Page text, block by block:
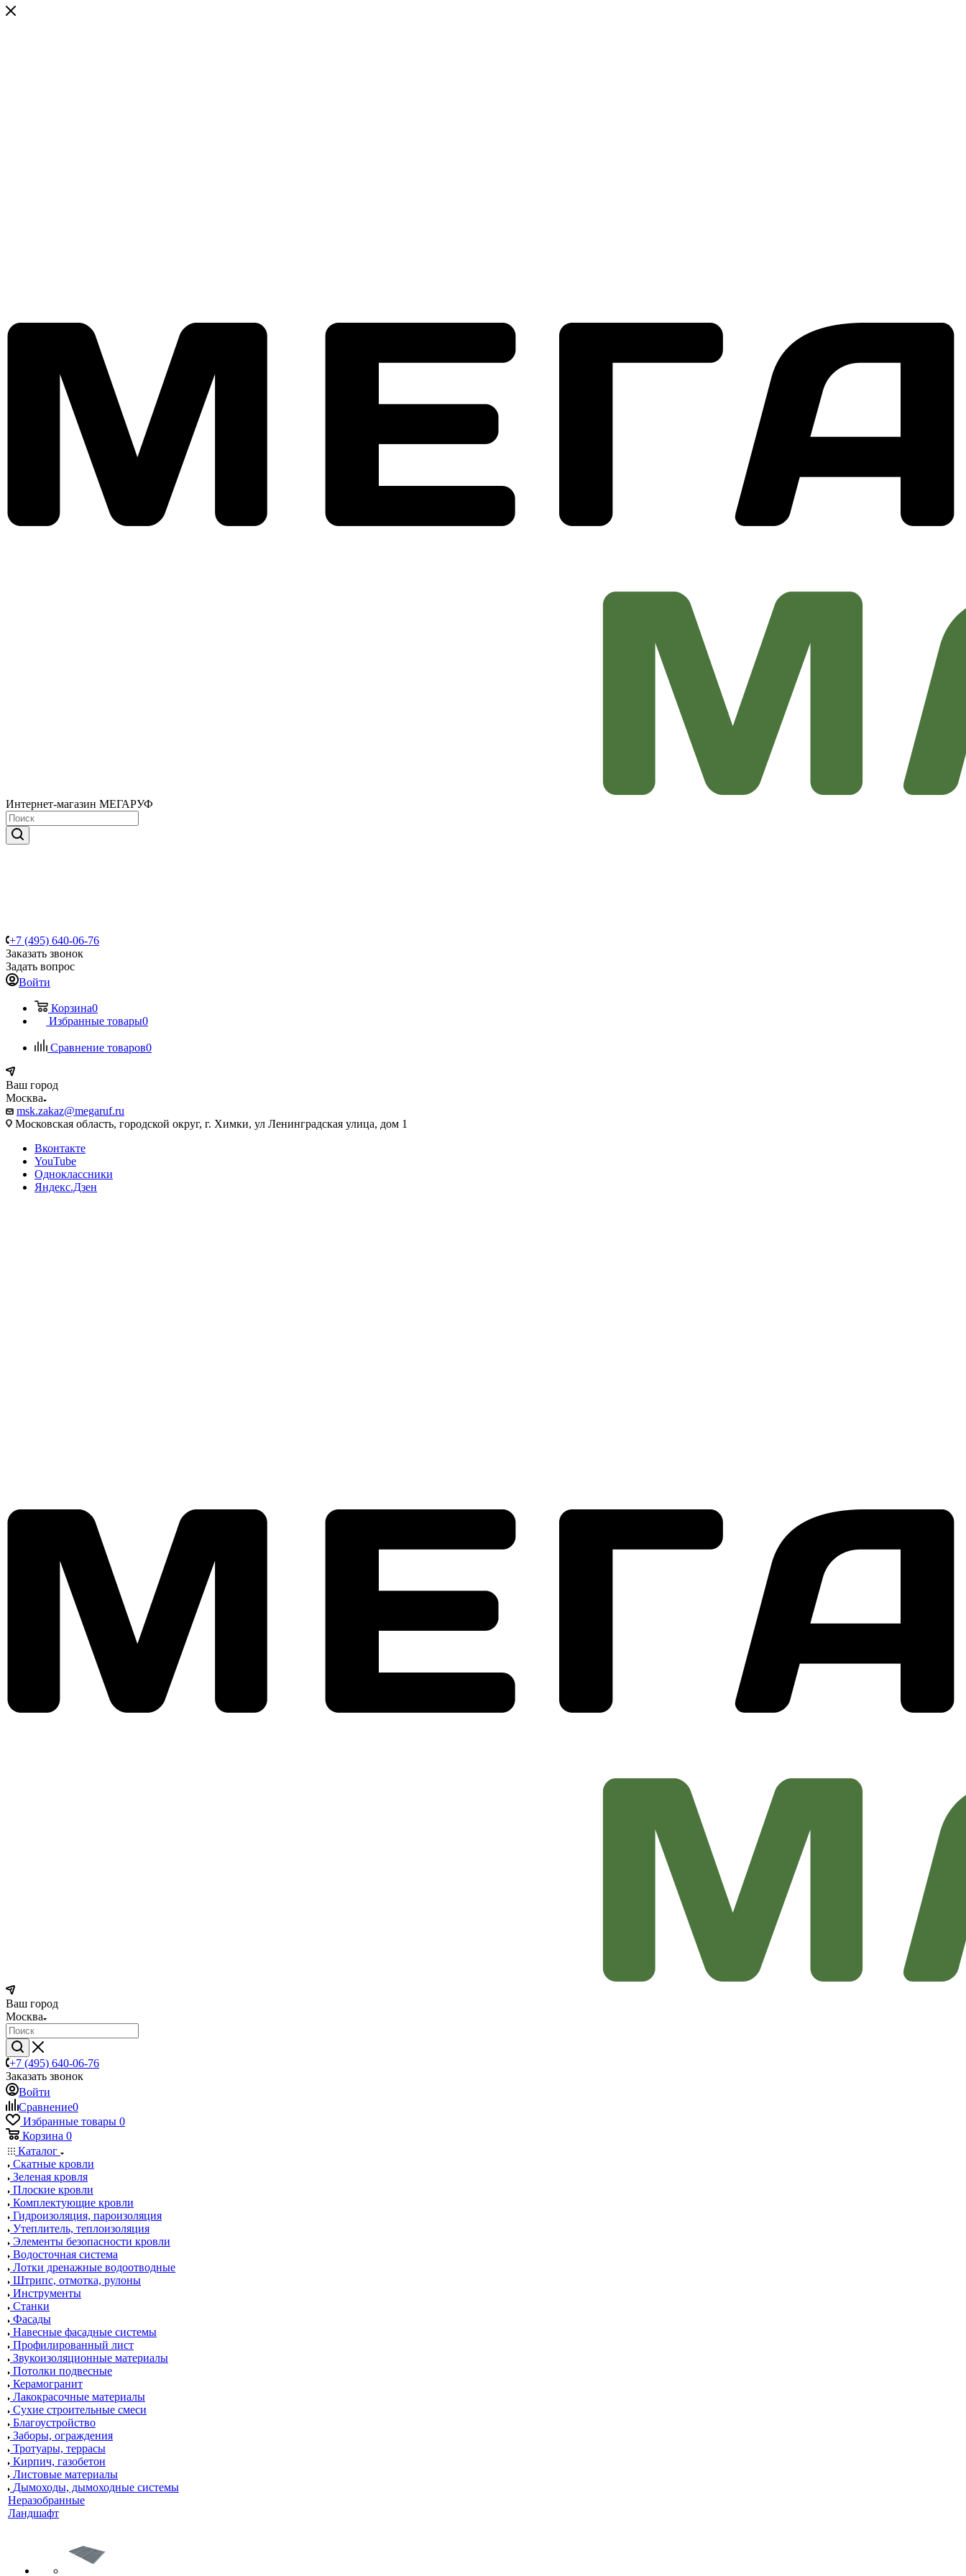
Интернет-магазин МЕГАРУФ
+7 (495) 640-06-76
Заказать звонок
Задать вопрос
Войти
Корзина0
Избранные товары0
Сравнение товаров0
Ваш город
Москва
msk.zakaz@megaruf.ru
Московская область, городской округ, г. Химки, ул Ленинградская улица, дом 1
Вконтакте
YouTube
Одноклассники
Яндекс.Дзен
Ваш город
Москва
+7 (495) 640-06-76
Заказать звонок
Войти
Сравнение0
Избранные товары 0
Корзина 0
Каталог
Скатные кровли
Зеленая кровля
Плоские кровли
Комплектующие кровли
Гидроизоляция, пароизоляция
Утеплитель, теплоизоляция
Элементы безопасности кровли
Водосточная система
Лотки дренажные водоотводные
Штрипс, отмотка, рулоны
Инструменты
Станки
Фасады
Навесные фасадные системы
Профилированный лист
Звукоизоляционные материалы
Потолки подвесные
Керамогранит
Лакокрасочные материалы
Сухие строительные смеси
Благоустройство
Заборы, ограждения
Тротуары, террасы
Кирпич, газобетон
Листовые материалы
Дымоходы, дымоходные системы
Неразобранные
Ландшафт